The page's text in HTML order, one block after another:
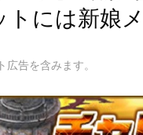
トには新娘
告を含みます。